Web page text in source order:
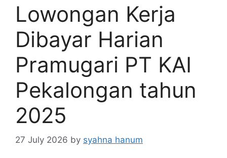
Lowongan Kerja
Dibayar Harian
Pramugari PT KAI
Pekalongan tahun
2025
27 July 2026 by syahna hanum